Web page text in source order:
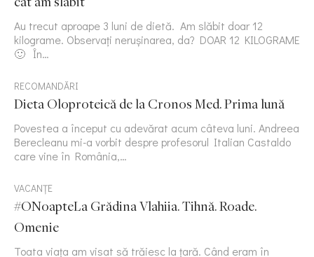
Au trecut aproape 3 luni de dietă. Am slăbit doar 12
kilograme. Observați nerușinarea, da? DOAR 12 KILOGRAME
🙂 În…
RECOMANDĂRI
Dieta Oloproteică de la Cronos Med. Prima lună
Povestea a început cu adevărat acum câteva luni. Andreea
Berecleanu mi-a vorbit despre profesorul Italian Castaldo
care vine în România,…
VACANȚE
#ONoapteLa Grădina Vlahiia. Tihnă. Roade.
Omenie
Toata viața am visat să trăiesc la țară. Când eram în